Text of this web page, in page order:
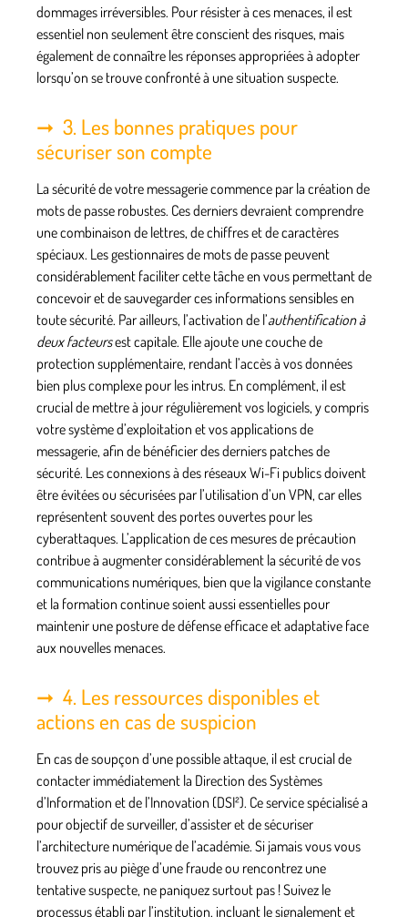
dommages irréversibles. Pour résister à ces menaces, il est
essentiel non seulement être conscient des risques, mais
également de connaître les réponses appropriées à adopter
lorsqu’on se trouve confronté à une situation suspecte.
3. Les bonnes pratiques pour
sécuriser son compte
La sécurité de votre messagerie commence par la création de
mots de passe robustes. Ces derniers devraient comprendre
une combinaison de lettres, de chiffres et de caractères
spéciaux. Les gestionnaires de mots de passe peuvent
considérablement faciliter cette tâche en vous permettant de
concevoir et de sauvegarder ces informations sensibles en
toute sécurité. Par ailleurs, l’activation de l’authentification à
deux facteursest capitale. Elle ajoute une couche de
protection supplémentaire, rendant l’accès à vos données
bien plus complexe pour les intrus. En complément, il est
crucial de mettre à jour régulièrement vos logiciels, y compris
votre système d’exploitation et vos applications de
messagerie, afin de bénéficier des derniers patches de
sécurité. Les connexions à des réseaux Wi-Fi publics doivent
être évitées ou sécurisées par l’utilisation d’un VPN, car elles
représentent souvent des portes ouvertes pour les
cyberattaques. L’application de ces mesures de précaution
contribue à augmenter considérablement la sécurité de vos
communications numériques, bien que la vigilance constante
et la formation continue soient aussi essentielles pour
maintenir une posture de défense efficace et adaptative face
aux nouvelles menaces.
4. Les ressources disponibles et
actions en cas de suspicion
En cas de soupçon d’une possible attaque, il est crucial de
contacter immédiatement la Direction des Systèmes
d’Information et de l’Innovation (DSI²). Ce service spécialisé a
pour objectif de surveiller, d’assister et de sécuriser
l’architecture numérique de l’académie. Si jamais vous vous
trouvez pris au piège d’une fraude ou rencontrez une
tentative suspecte, ne paniquez surtout pas ! Suivez le
processus établi par l’institution, incluant le signalement et